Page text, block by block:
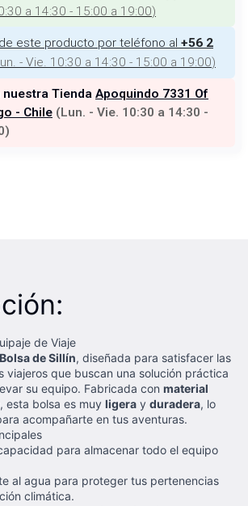
a 14:30 - 15:00 a 19:00)
este producto por teléfono al +56 2
- Vie. 10:30 a 14:30 - 15:00 a 19:00)
Tienda Apoquindo 7331 Of
- Chile (Lun. - Vie. 10:30 a 14:30 -
)
de Viaje
Bolsa de Sillín, diseñada para satisfacer las
viajeros que buscan una solución práctica
su equipo. Fabricada con material
, esta bolsa es muy ligera y duradera, lo
acompañarte en tus aventuras.
para almacenar todo el equipo
al agua para proteger tus pertenencias
climática.